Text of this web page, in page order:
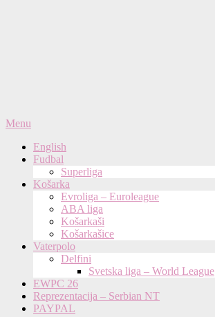
Primary
Menu
Menu
English
Fudbal
Superliga
Košarka
Evroliga – Euroleague
ABA liga
Košarkaši
Košarkašice
Vaterpolo
Delfini
Svetska liga – World League
EWPC 26
Reprezentacija – Serbian NT
PAYPAL